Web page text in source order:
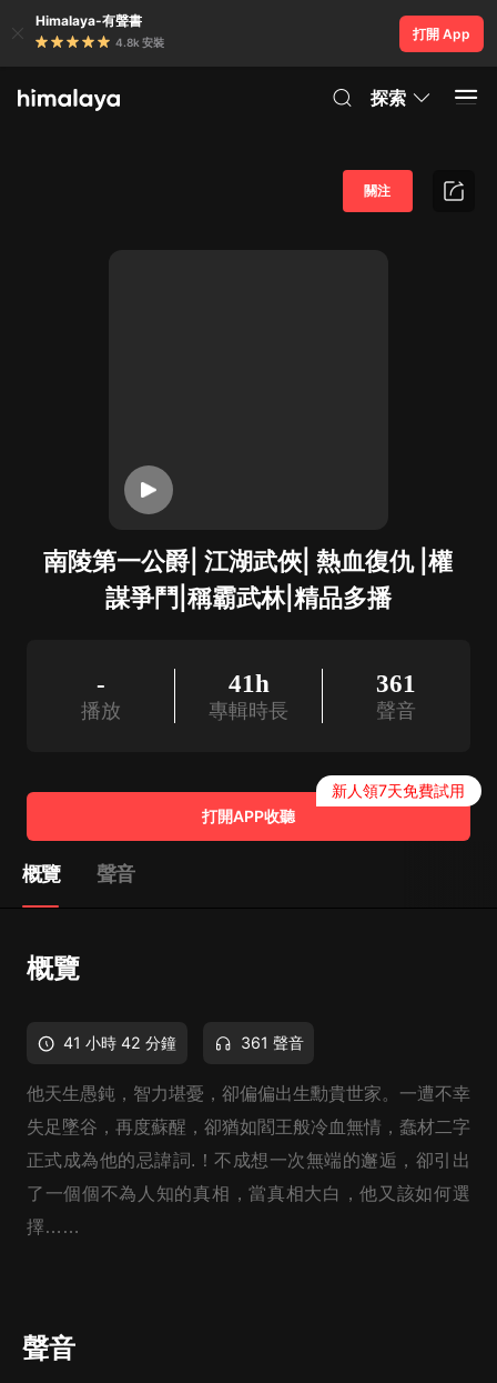
Himalaya-有聲書
4.8k 安裝
打開 App
探索
南陵第一公爵| 江湖武俠| 熱血復仇 |權
謀爭鬥|稱霸武林|精品多播
關注
-
播放
41h
專輯時長
361
聲音
打開APP收聽
新人領7天免費試用
概覽 聲音
概覽
41 小時 42 分鐘 361 聲音
他天生愚鈍，智力堪憂，卻偏偏出生勳貴世家。一遭不幸
失足墜谷，再度蘇醒，卻猶如閻王般冷血無情，蠢材二字
正式成為他的忌諱詞.！不成想一次無端的邂逅，卻引出
了一個個不為人知的真相，當真相大白，他又該如何選
擇……
聲音